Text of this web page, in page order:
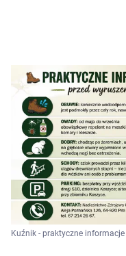
Kuźnik - praktyczne informacje